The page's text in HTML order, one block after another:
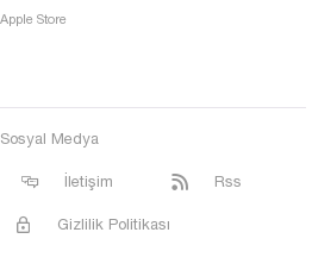
Apple Store
Sosyal Medya
İletişim Rss
Gizlilik Politikası